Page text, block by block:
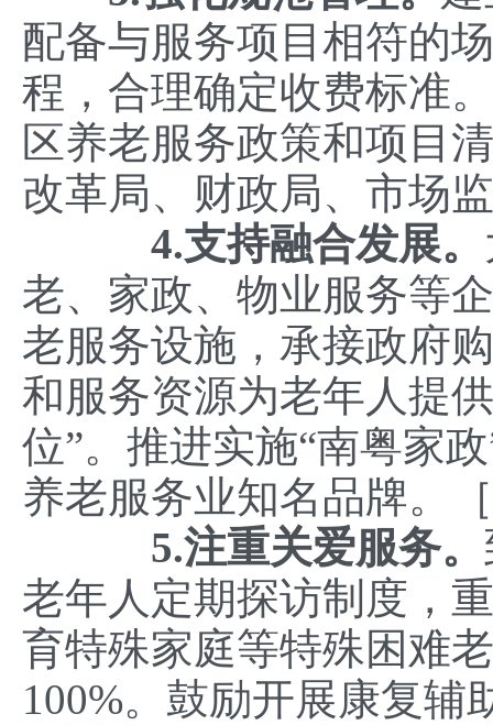
配备与服务项目相符的
程，合理确定收费标准
区养老服务政策和项目
改革局、财政局、市场
4.支持融合发展。
老、家政、物业服务等
老服务设施，承接政府
和服务资源为老年人提
位”。推进实施“南粤家
养老服务业知名品牌。
5.注重关爱服务。
老年人定期探访制度，
育特殊家庭等特殊困难
100%。鼓励开展康复